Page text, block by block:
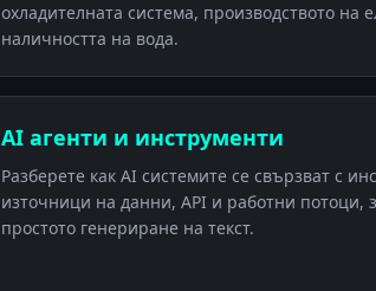
охладителната система, производството на
наличността на вода.
AI агенти и инструменти
Разберете как AI системите се свързват с
източници на данни, API и работни потоци,
простото генериране на текст.